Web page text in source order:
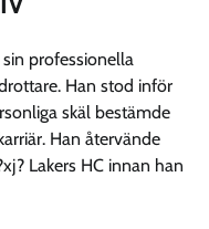
professionella
Han stod inför
skäl bestämde
Han återvände
Lakers HC innan han